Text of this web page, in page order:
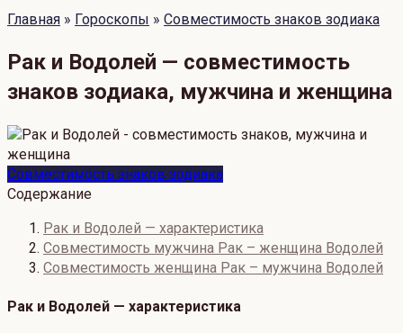
Главная » Гороскопы » Совместимость знаков зодиака
Рак и Водолей — совместимость
знаков зодиака, мужчина и женщина
Совместимость знаков зодиака
Содержание
Рак и Водолей — характеристика
Совместимость мужчина Рак – женщина Водолей
Совместимость женщина Рак – мужчина Водолей
Рак и Водолей — характеристика